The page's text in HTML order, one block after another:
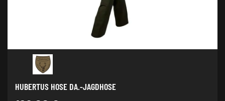
HUBERTUS HOSE DA.-JAGDHOSE